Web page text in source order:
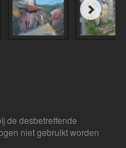
de desbetreffende
niet gebruikt worden